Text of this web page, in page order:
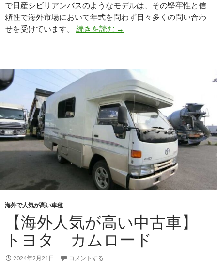
で日産シビリアンバスのようなモデルは、その堅牢性と信
頼性で海外市場において年式を問わず日々多くの問い合わ
せを受けています。 続きを読む 【海
い
中
古
車】
日
産
／
シ
ビ
ア
ン
バ
→
海外で人気が高い車種
【海外人気が高い中古車】
トヨタ カムロード
2024年2月21日 コメントする